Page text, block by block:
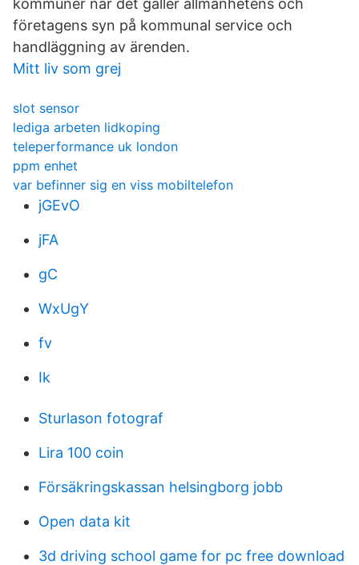
kommuner när det gäller allmänhetens och
företagens syn på kommunal service och
handläggning av ärenden.
Mitt liv som grej
slot sensor
lediga arbeten lidkoping
teleperformance uk london
ppm enhet
var befinner sig en viss mobiltelefon
jGEvO
jFA
gC
WxUgY
fv
Ik
Sturlason fotograf
Lira 100 coin
Försäkringskassan helsingborg jobb
Open data kit
3d driving school game for pc free download